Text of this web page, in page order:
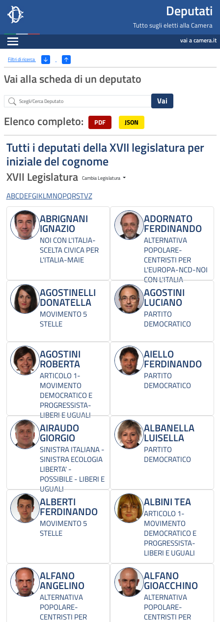
Deputati, Camera dei Deputati -
Salta al contenuto principale
Salta al menu di navigazione Deputati
Tutto sugli eletti alla Camera
Espandi vai a camera.it
Ricerca
Filtri di ricerca (Apri/Chiudi filtri)
Vai alla scheda di un deputato
Abstract
Elenco completo: PDF JSON
Tutti i deputati della XVII legislatura per
iniziale del cognome
XVII Legislatura Cambia Legislatura
ABCDEFGIKLMNOPQRSTVZ
ABRIGNANI
IGNAZIO
NOI CON L'ITALIA-
SCELTA CIVICA PER
L'ITALIA-MAIE
ADORNATO
FERDINANDO
ALTERNATIVA
POPOLARE-
CENTRISTI PER
L'EUROPA-NCD-NOI
CON L'ITALIA
AGOSTINELLI
DONATELLA
MOVIMENTO 5
STELLE
AGOSTINI
LUCIANO
PARTITO
DEMOCRATICO
AGOSTINI
ROBERTA
ARTICOLO 1-
MOVIMENTO
DEMOCRATICO E
PROGRESSISTA-
LIBERI E UGUALI
AIELLO
FERDINANDO
PARTITO
DEMOCRATICO
AIRAUDO
GIORGIO
SINISTRA ITALIANA -
SINISTRA ECOLOGIA
LIBERTA' -
POSSIBILE - LIBERI E
UGUALI
ALBANELLA
LUISELLA
PARTITO
DEMOCRATICO
ALBERTI
FERDINANDO
MOVIMENTO 5
STELLE
ALBINI TEA
ARTICOLO 1-
MOVIMENTO
DEMOCRATICO E
PROGRESSISTA-
LIBERI E UGUALI
ALFANO
ANGELINO
ALTERNATIVA
POPOLARE-
CENTRISTI PER
ALFANO
GIOACCHINO
ALTERNATIVA
POPOLARE-
CENTRISTI PER
Navigazione pagine di servizio
Fine pagina
Salta al contenuto principale
Salta al menu di navigazione
Vai a inizio pagina